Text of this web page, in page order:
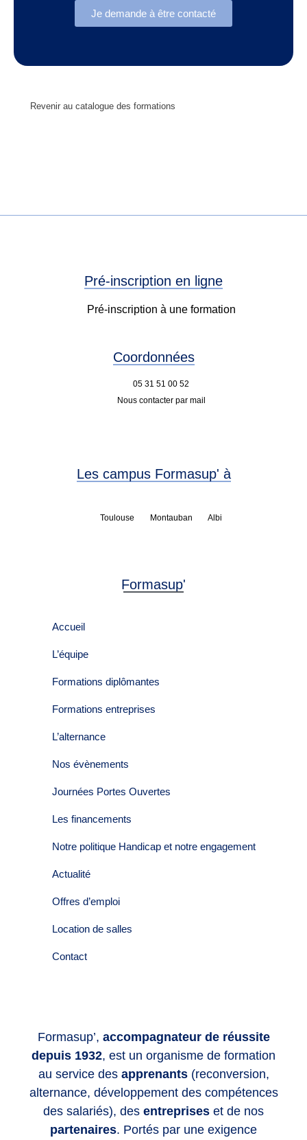
Je demande à être contacté
Revenir au catalogue des formations
Formasup’, accompagnateur de réussite
depuis 1932, est un organisme de formation
au service des apprenants(reconversion,
alternance, développement des compétences
des salariés), des entreprises et de nos
partenaires. Portés par une exigence
Formasup'
Accueil
L’équipe
Formations diplômantes
Formations entreprises
L’alternance
Nos évènements
Journées Portes Ouvertes
Les financements
Notre politique Handicap et notre engagement
Actualité
Offres d’emploi
Location de salles
Contact
Pré-inscription en ligne
Pré-inscription à une formation
Coordonnées
05 31 51 00 52
Nous contacter par mail
Les campus Formasup' à
Toulouse Montauban Albi